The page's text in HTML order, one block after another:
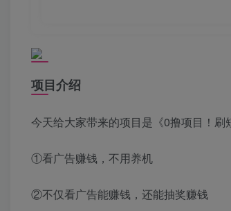
项目介绍
今天给大家带来的项目是《0撸项目！刷
①看广告赚钱，不用养机
②不仅看广告能赚钱，还能抽奖赚钱